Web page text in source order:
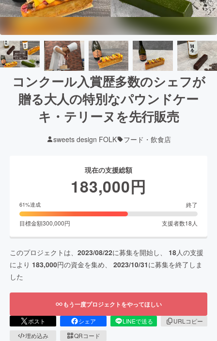
コンクール入賞歴多数のシェフが
贈る大人の特別なパウンドケー
キ・テリーヌを先行販売
sweets design FOLK フード・飲食店
現在の支援総額
183,000円
61%達成 終了
目標金額300,000円 支援者数18 人
このプロジェクトは、 2023/08/22に募集を開始し、 18人の支援
により 183,000円の資金を集め、 2023/10/31に募集を終了しま
した
もう一度プロジェクトをやってほしい
ポスト シェア LINEで送る
URLコピー
埋め込み
QRコード